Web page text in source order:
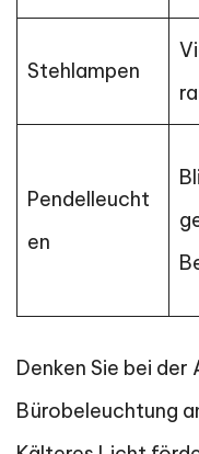
Stehlampen
Pendelleucht
en
Denken Sie bei der
Bürobeleuchtung